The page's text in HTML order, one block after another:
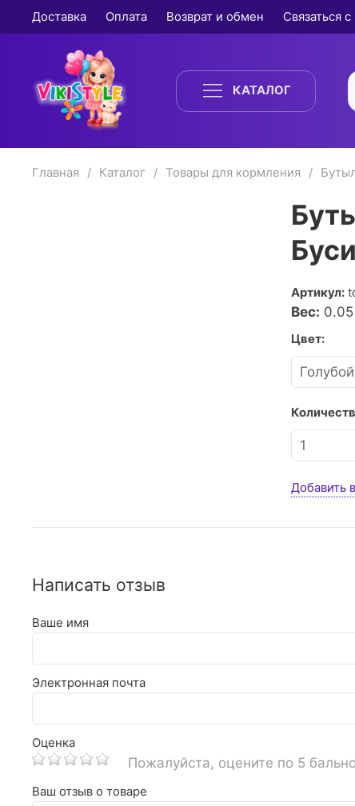
Доставка Оплата Возврат и обмен Связаться
КАТАЛОГ
Главная Каталог Товары для кормления
Артикул:
Вес: 0.05
Цвет:
Добавить
Написать отзыв
Ваше имя
Электронная почта
Оценка
Пожалуйста, оцените по 5
Ваш отзыв о товаре